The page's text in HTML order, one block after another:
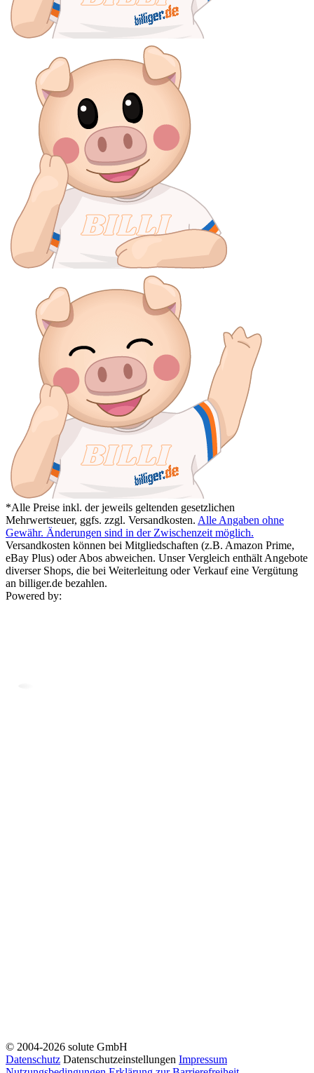
*Alle Preise inkl. der jeweils geltenden gesetzlichen
Mehrwertsteuer, ggfs. zzgl. Versandkosten. Alle Angaben ohne
Gewähr. Änderungen sind in der Zwischenzeit möglich.
Versandkosten können bei Mitgliedschaften (z.B. Amazon Prime,
eBay Plus) oder Abos abweichen. Unser Vergleich enthält Angebote
diverser Shops, die bei Weiterleitung oder Verkauf eine Vergütung
an billiger.de bezahlen.
Powered by:
© 2004-2026 solute GmbH
Datenschutz Datenschutzeinstellungen Impressum